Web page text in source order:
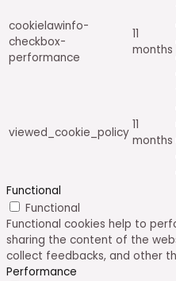
cookielawinfo-
checkbox-
performance
11
months
viewed_cookie_policy
11
months
Functional
Functional
Functional cookies help to
sharing the content of the
collect feedbacks, and other
Performance